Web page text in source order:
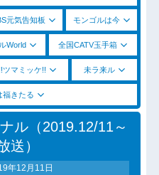
元気告知板 モンゴルは今
World 全国CATV玉手箱
ツマミッケ!! 未ラ来ル
福きたる
ル（2019.12/11～
送）
年12月11日